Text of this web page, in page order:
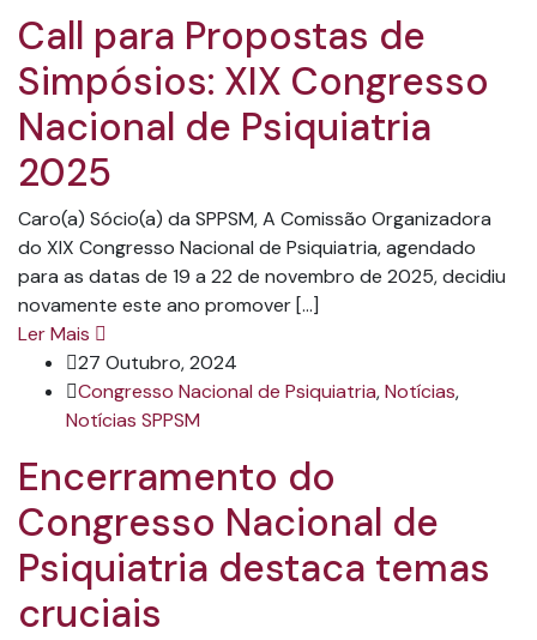
Call para Propostas de
Simpósios: XIX Congresso
Nacional de Psiquiatria
2025
Caro(a) Sócio(a) da SPPSM, A Comissão Organizadora
do XIX Congresso Nacional de Psiquiatria, agendado
para as datas de 19 a 22 de novembro de 2025, decidiu
novamente este ano promover […]
Ler Mais
27 Outubro, 2024
Congresso Nacional de Psiquiatria,Notícias,
Notícias SPPSM
Encerramento do
Congresso Nacional de
Psiquiatria destaca temas
cruciais